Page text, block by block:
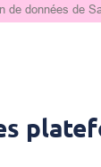
de données de